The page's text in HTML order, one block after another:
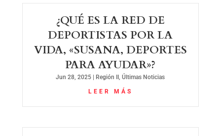
¿QUÉ ES LA RED DE
DEPORTISTAS POR LA
VIDA, «SUSANA, DEPORTES
PARA AYUDAR»?
Jun 28, 2025 | Región II ,Últimas Noticias
LEER MÁS